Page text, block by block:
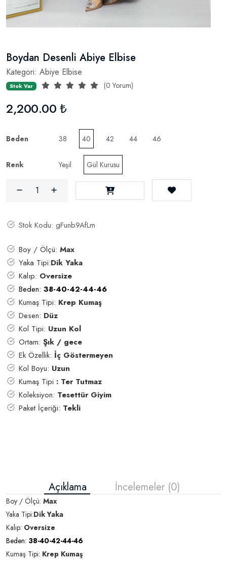
Boydan Desenli Abiye Elbise
Kategori: Abiye Elbise
Stok Var (0 Yorum)
2,200.00 ₺
Beden 38 40 42 44 46
Renk Yeşil Gül Kurusu
Stok Kodu: gFunb9AfLm
Boy / Ölçü: Max
Yaka Tipi:Dik Yaka
Kalıp: Oversize
Beden: 38-40-42-44-46
Kumaş Tipi: Krep Kumaş
Desen: Düz
Kol Tipi: Uzun Kol
Ortam: Şık / gece
Ek Özellik: İç Göstermeyen
Kol Boyu: Uzun
Kumaş Tipi : Ter Tutmaz
Koleksiyon: Tesettür Giyim
Paket İçeriği: Tekli
Açıklama İncelemeler (0)
Boy / Ölçü: Max
Yaka Tipi:Dik Yaka
Kalıp: Oversize
Beden: 38-40-42-44-46
Kumaş Tipi: Krep Kumaş